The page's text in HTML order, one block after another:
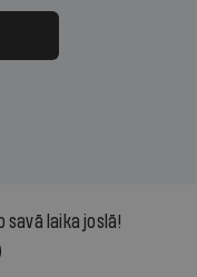
savā laika joslā!